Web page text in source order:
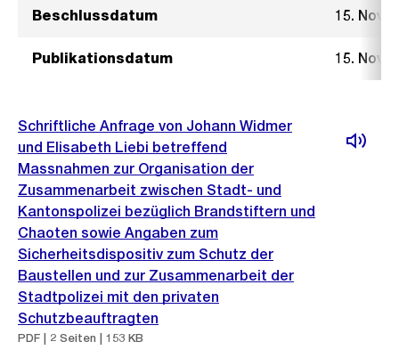
Beschlussdatum 15.
Publikationsdatum 15.
Schriftliche Anfrage von Johann Widmer
und Elisabeth Liebi betreffend
Massnahmen zur Organisation der
Zusammenarbeit zwischen Stadt- und
Kantonspolizei bezüglich Brandstiftern und
Chaoten sowie Angaben zum
Sicherheitsdispositiv zum Schutz der
Baustellen und zur Zusammenarbeit der
Stadtpolizei mit den privaten
Schutzbeauftragten
PDF | 2 Seiten | 153 KB